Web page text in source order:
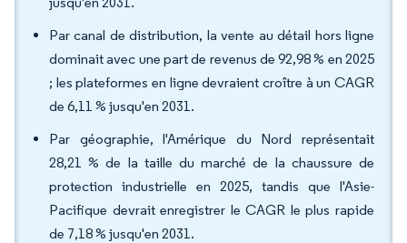
Par canal de distribution, la vente au détail hors ligne
dominait avec une part de revenus de 92,98 % en 2025
; les plateformes en ligne devraient croître à un CAGR
de 6,11 % jusqu'en 2031.
Par géographie, l'Amérique du Nord représentait
28,21 % de la taille du marché de la chaussure de
protection industrielle en 2025, tandis que l'Asie-
Pacifique devrait enregistrer le CAGR le plus rapide
de 7,18 % jusqu'en 2031.